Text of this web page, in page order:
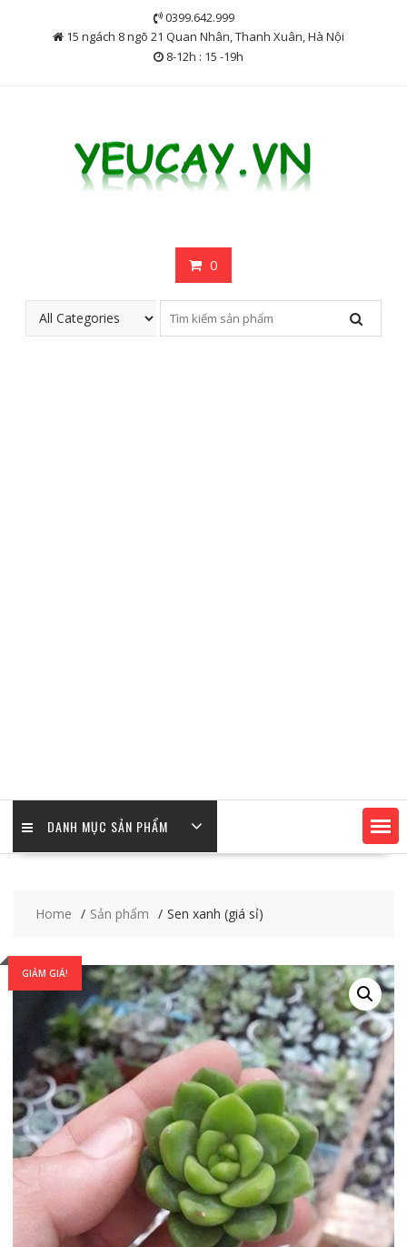
0399.642.999
15 ngách 8 ngõ 21 Quan Nhân, Thanh Xuân, Hà Nội
8-12h : 15 -19h
0
DANH MỤC SẢN PHẨM
Home Sản phẩm Sen xanh (giá sỉ)
GIẢM GIÁ!